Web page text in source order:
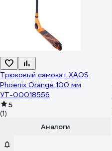
Трюковый самокат XAOS
Phoenix Orange 100 мм
УТ-00018556
5
(1)
Аналоги